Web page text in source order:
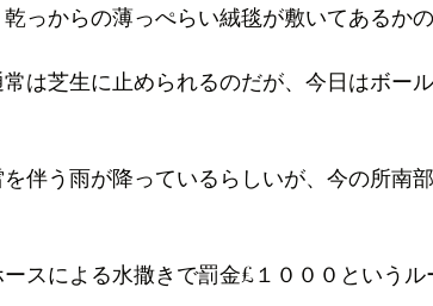
っからの薄っぺらい絨毯が敷いてあるかの
は芝生に止められるのだが、今日はボー
伴う雨が降っているらしいが、今の所南
スによる水撒きで罰金£１０００というル